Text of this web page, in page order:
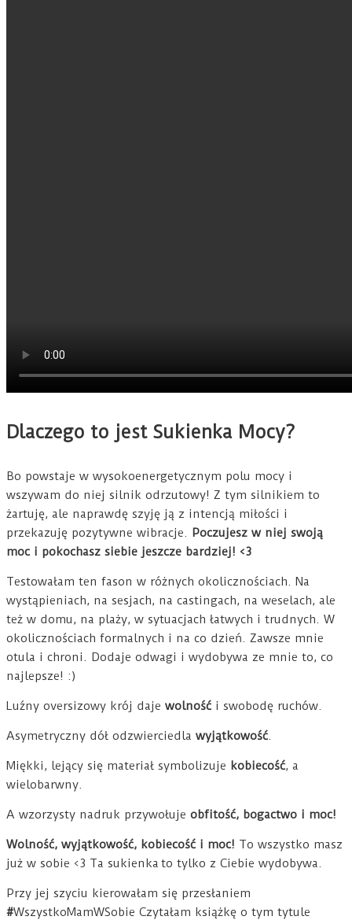
Dlaczego to jest Sukienka Mocy?
Bo powstaje w wysokoenergetycznym polu mocy i
wszywam do niej silnik odrzutowy! Z tym silnikiem to
żartuję, ale naprawdę szyję ją z intencją miłości i
przekazuję pozytywne wibracje. Poczujesz w niej swoją
moc i pokochasz siebie jeszcze bardziej! <3
Testowałam ten fason w różnych okolicznościach. Na
wystąpieniach, na sesjach, na castingach, na weselach, ale
też w domu, na plaży, w sytuacjach łatwych i trudnych. W
okolicznościach formalnych i na co dzień. Zawsze mnie
otula i chroni. Dodaje odwagi i wydobywa ze mnie to, co
najlepsze! :)
Luźny oversizowy krój daje wolność i swobodę ruchów.
Asymetryczny dół odzwierciedla wyjątkowość.
Miękki, lejący się materiał symbolizuje kobiecość, a
wielobarwny.
A wzorzysty nadruk przywołuje obfitość, bogactwo i moc!
Wolność, wyjątkowość, kobiecość i moc! To wszystko masz
już w sobie <3 Ta sukienka to tylko z Ciebie wydobywa.
Przy jej szyciu kierowałam się przesłaniem
#WszystkoMamWSobie Czytałam książkę o tym tytule